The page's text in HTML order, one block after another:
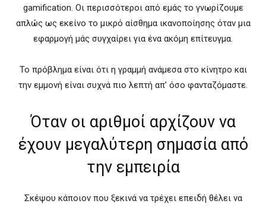
gamification. Οι περισσότεροι από εμάς το γνωρίζουμε
απλώς ως εκείνο το μικρό αίσθημα ικανοποίησης όταν μια
εφαρμογή μάς συγχαίρει για ένα ακόμη επίτευγμα.
Το πρόβλημα είναι ότι η γραμμή ανάμεσα στο κίνητρο και
την εμμονή είναι συχνά πιο λεπτή απ’ όσο φανταζόμαστε.
Όταν οι αριθμοί αρχίζουν να
έχουν μεγαλύτερη σημασία από
την εμπειρία
Σκέψου κάποιον που ξεκινά να τρέχει επειδή θέλει να